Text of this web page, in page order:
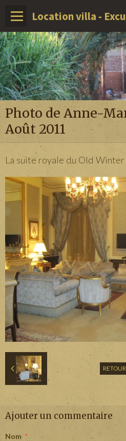
Photo de Anne-
Août 2011
La suite royale du Old Winter
RETOUR
Ajouter un commentaire
Nom